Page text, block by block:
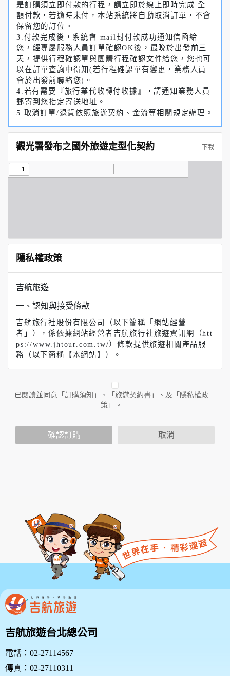
是訂購須立即付款的行程，請立即於線上即時完成 全
額付款，若逾時未付，本站系統將自動取消訂單，不會
保留您的訂位。
3.付款完成後，系統會 mail封付款成功通知信函給
您，經專屬服務人員訂單確認OK後，最晚於出發前三
天，提供行程確認單與團體行程確認文件給您，您也可
以在訂單查詢中得知(若行程確認單有變更，業務人員
會於出發前聯絡您)。
4.若有需要『旅行業代收轉付收據』，請通知業務人員
郵寄到您指定寄送地址。
5.取消訂單/退貨依照旅遊契約、金流等相關規定辦理。
觀光署發布之國外旅遊定型化契約 下載
隱私權政策
吉航旅遊
一、認知與接受條款
吉航旅行社股份有限公司（以下簡稱「網站經營
者」），係依據網站經營者吉航旅行社旅遊資訊網（htt
ps://www.jhtour.com.tw/）條款提供旅遊相關產品服
務（以下簡稱【本網站】）。
即表示您已閱讀、了解並同意接受本服務條款之所有內
容。如果您不同意本服務條款的內容，或者您所屬的國
家或地域排除本服務條款內容之全部或部分時，您應立
時，可能會依據該特定功能之性質，而須遵守本服務所
另行公告之服務條款或相關規定。此另行公告之服務條
人閱讀、了解並同意本服務條款之所有內容及其後之修
改變更，方得使用本服務。當您使用本服務時，即推定
您的父母或監護人已閱讀、了解並同意接受本服務條款
之所有內容及其後之修改變更。
二、服務簡介
三、會員規範的修改
本網站有權隨時修改本規範。如果你不同意修改的內
容，請勿繼續使用本服務。如果你繼續使用本網站服
務，則表示您同意並接受本規範之任何修改。
您於任何修改或變更後繼續使用良友旅遊網，視為您已
閱讀、瞭解並同意接受該等修改或變更。
如果您不同意本約定書的內容，或者您所屬的國家或地
已閱讀並同意「訂購須知」、「旅遊契約書」、及「隱私權政
策」。
確認訂購 取消
吉航旅遊台北總公司
電話：02-27114567
傳真：02-27110311